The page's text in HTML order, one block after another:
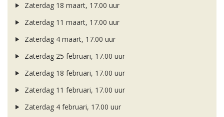
Zaterdag 18 maart, 17.00 uur
Zaterdag 11 maart, 17.00 uur
Zaterdag 4 maart, 17.00 uur
Zaterdag 25 februari, 17.00 uur
Zaterdag 18 februari, 17.00 uur
Zaterdag 11 februari, 17.00 uur
Zaterdag 4 februari, 17.00 uur